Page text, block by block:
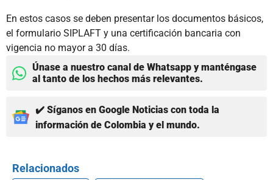
En estos casos se deben presentar los documentos básicos,
el formulario SIPLAFT y una certificación bancaria con
vigencia no mayor a 30 días.
Únase a nuestro canal de Whatsapp y manténgase
al tanto de los hechos más relevantes.
✔️ Síganos en Google Noticias con toda la
información de Colombia y el mundo.
Relacionados